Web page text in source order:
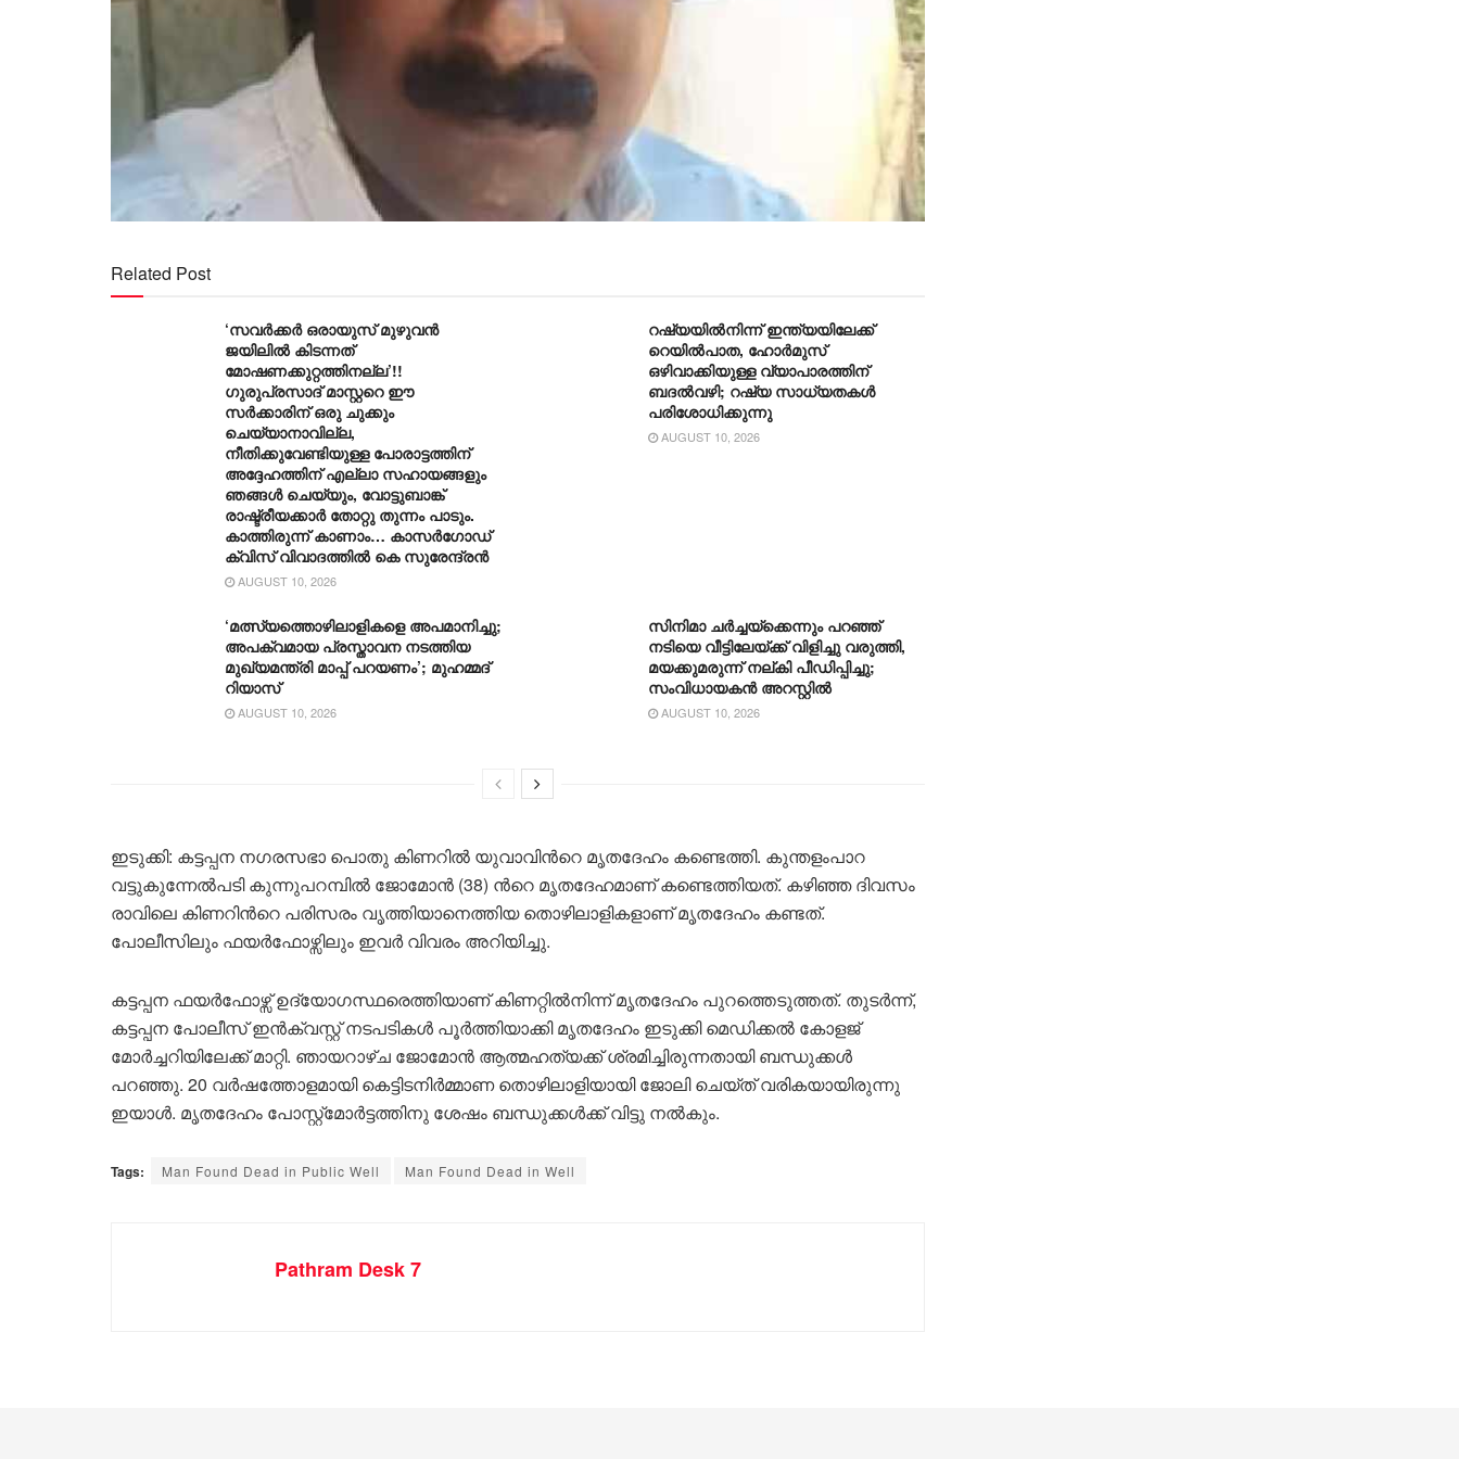
Related Post
‘സവർക്കർ ഒരായുസ് മുഴുവൻ
ജയിലിൽ കിടന്നത്
മോഷണക്കുറ്റത്തിനല്ല’!!
ഗുരുപ്രസാദ് മാസ്റ്ററെ ഈ
സർക്കാരിന് ഒരു ചുക്കും
ചെയ്യാനാവില്ല,
നീതിക്കുവേണ്ടിയുള്ള പോരാട്ടത്തിന്
അദ്ദേഹത്തിന് എല്ലാ സഹായങ്ങളും
ഞങ്ങൾ ചെയ്യും, വോട്ടുബാങ്ക്
രാഷ്ട്രീയക്കാർ തോറ്റു തുന്നം പാടും.
കാത്തിരുന്ന് കാണാം… കാസർഗോഡ്
ക്വിസ് വിവാദത്തിൽ കെ സുരേന്ദ്രൻ
AUGUST 10, 2026
റഷ്യയിൽനിന്ന് ഇന്ത്യയിലേക്ക്
റെയിൽപാത, ഹോർമുസ്
ഒഴിവാക്കിയുള്ള വ്യാപാരത്തിന്
ബദൽവഴി; റഷ്യ സാധ്യതകൾ
പരിശോധിക്കുന്നു
AUGUST 10, 2026
‘മത്സ്യത്തൊഴിലാളികളെ അപമാനിച്ചു;
അപക്വമായ പ്രസ്താവന നടത്തിയ
മുഖ്യമന്ത്രി മാപ്പ് പറയണം’; മുഹമ്മദ്
റിയാസ്
AUGUST 10, 2026
സിനിമാ ചർച്ചയ്ക്കെന്നും പറഞ്ഞ്
നടിയെ വീട്ടിലേയ്ക്ക് വിളിച്ചു വരുത്തി,
മയക്കുമരുന്ന് നല്കി പീഡിപ്പിച്ചു;
സംവിധായകൻ അറസ്റ്റിൽ
AUGUST 10, 2026
ഇടുക്കി: കട്ടപ്പന നഗരസഭാ പൊതു കിണറിൽ യുവാവിന്‍റെ മൃതദേഹം കണ്ടെത്തി. കുന്തളംപാറ
വട്ടുകുന്നേൽപടി കുന്നുപറമ്പിൽ ജോമോൻ (38) ന്‍റെ മൃതദേഹമാണ് കണ്ടെത്തിയത്. കഴിഞ്ഞ ദിവസം
രാവിലെ കിണറിന്‍റെ പരിസരം വൃത്തിയാനെത്തിയ തൊഴിലാളികളാണ് മൃതദേഹം കണ്ടത്.
പോലീസിലും ഫയർഫോഴ്സിലും ഇവർ വിവരം അറിയിച്ചു.
കട്ടപ്പന ഫയർഫോഴ്സ് ഉദ്യോഗസ്ഥരെത്തിയാണ് കിണറ്റിൽനിന്ന് മൃതദേഹം പുറത്തെടുത്തത്. തുടർന്ന്,
കട്ടപ്പന പോലീസ് ഇൻക്വസ്റ്റ് നടപടികൾ പൂർത്തിയാക്കി മൃതദേഹം ഇടുക്കി മെഡിക്കൽ കോളജ്
മോർച്ചറിയിലേക്ക് മാറ്റി. ഞായറാഴ്ച ജോമോൻ ആത്മഹത്യക്ക് ശ്രമിച്ചിരുന്നതായി ബന്ധുക്കൾ
പറഞ്ഞു. 20 വർഷത്തോളമായി കെട്ടിടനിർമ്മാണ തൊഴിലാളിയായി ജോലി ചെയ്ത് വരികയായിരുന്നു
ഇയാൾ. മൃതദേഹം പോസ്റ്റ്മോർട്ടത്തിനു ശേഷം ബന്ധുക്കൾക്ക് വിട്ടു നൽകും.
Tags: Man Found Dead in Public Well Man Found Dead in Well
Pathram Desk 7